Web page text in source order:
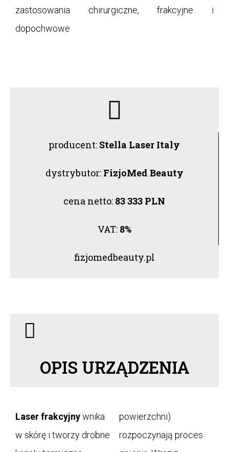
zastosowania chirurgiczne, frakcyjne i
dopochwowe
producent: Stella Laser Italy
dystrybutor: FizjoMed Beauty
cena netto: 83 333 PLN
VAT:8%
fizjomedbeauty.pl
OPIS URZĄDZENIA
Laser frakcyjnywnika
w skórę i tworzy drobne
powierzchni)
rozpoczynają proces